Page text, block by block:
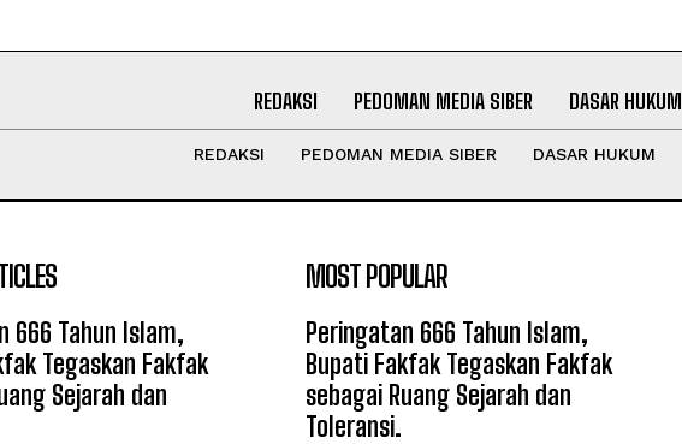
REDAKSI PEDOMAN MEDIA SIBER DASAR HUKUM
REDAKSI PEDOMAN MEDIA SIBER DASAR HUKUM
666 Tahun Islam,
Tegaskan Fakfak
Sejarah dan
MOST POPULAR
Peringatan 666 Tahun Islam,
Bupati Fakfak Tegaskan Fakfak
sebagai Ruang Sejarah dan
Toleransi.